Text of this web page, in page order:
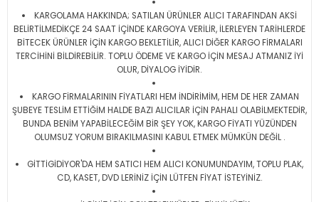
KARGOLAMA HAKKINDA; SATILAN ÜRÜNLER ALICI TARAFINDAN AKSİ
BELİRTİLMEDİKÇE 24 SAAT İÇİNDE KARGOYA VERİLİR, İLERLEYEN TARİHLERDE
BİTECEK ÜRÜNLER İÇİN KARGO BEKLETİLİR, ALICI DİĞER KARGO FİRMALARI
TERCİHİNİ BİLDİREBİLİR. TOPLU ÖDEME VE KARGO İÇİN MESAJ ATMANIZ İYİ
OLUR, DİYALOG İYİDİR.
KARGO FİRMALARININ FİYATLARI HEM İNDİRİMİM, HEM DE HER ZAMAN
ŞUBEYE TESLİM ETTİĞİM HALDE BAZI ALICILAR İÇİN PAHALI OLABİLMEKTEDİR,
BUNDA BENİM YAPABİLECEĞİM BİR ŞEY YOK, KARGO FİYATI YÜZÜNDEN
OLUMSUZ YORUM BIRAKILMASINI KABUL ETMEK MÜMKÜN DEĞİL .
GİTTİGİDİYOR'DA HEM SATICI HEM ALICI KONUMUNDAYIM, TOPLU PLAK,
CD, KASET, DVD LERİNİZ İÇİN LÜTFEN FİYAT İSTEYİNİZ.